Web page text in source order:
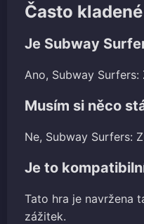
Často
Je Subway
Ano, Subway
Musím si něco
Ne, Subway Surfers:
Je to
Tato hra je navržena
zážitek.